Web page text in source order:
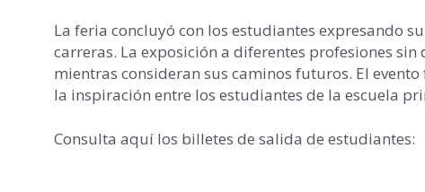
La feria concluyó con los estudiantes expresando
carreras. La exposición a diferentes profesiones
mientras consideran sus caminos futuros. El
la inspiración entre los estudiantes de la escuela
Consulta aquí los billetes de salida de estudiantes: